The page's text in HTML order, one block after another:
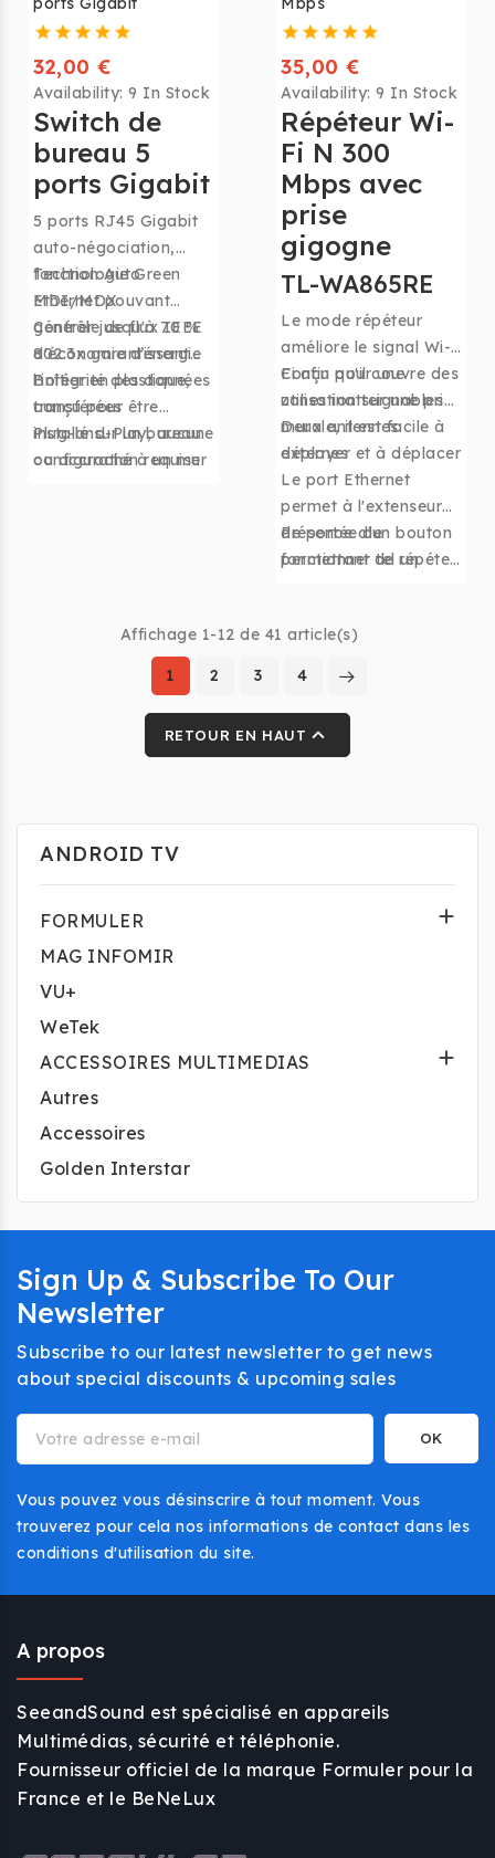
EXIT n'est plus
nécessaire et la
télécommande
fonctionnera
parfaitement.
télécommande
fonctionnera
parfaitement.
32,00 €
Availability: 9 In Stock
Switch de
bureau 5
ports Gigabit
5 ports RJ45 Gigabit
auto-négociation,
fonction Auto
MDI/MDX
Technologie Green
Ethernet pouvant
générer jusqu'à 70 %
d'économie d’énergie
Contrôle de flux IEEE
802.3x garantissant
l'intégrité des données
transférées
Boîtier en plastique,
conçu pour être
installé sur un bureau
ou accroché à un mur
Plug-and-Play, aucune
configuration requise
35,00 €
Availability: 9 In Stock
Répéteur Wi-
Fi N 300
Mbps avec
prise
gigogne
TL-WA865RE
Le mode répéteur
améliore le signal Wi-
Fi afin qu'il couvre des
zones inatteignables
Conçu pour une
utilisation sur une prise
murale, il est facile à
déployer et à déplacer
Deux antennes
externes
Le port Ethernet
permet à l'extenseur
de portée de
fonctionner tel un
connexion filaire.
Présence d'un bouton
permettant de répéter
compatible WPS.
Affichage 1-12 de 41 article(s)
1 2 3 4
RETOUR EN HAUT 
ANDROID TV
FORMULER 
MAG INFOMIR
VU+
WeTek
ACCESSOIRES MULTIMEDIAS

Autres
Accessoires
Golden Interstar
Sign Up & Subscribe To Our
Newsletter
Subscribe to our latest newsletter to get news
about special discounts & upcoming sales
Vous pouvez vous désinscrire à tout moment. Vous
trouverez pour cela nos informations de contact dans les
conditions d'utilisation du site.
A propos
SeeandSound est spécialisé en appareils
Multimédias, sécurité et téléphonie.
Fournisseur officiel de la marque Formuler pour la
France et le BeNeLux